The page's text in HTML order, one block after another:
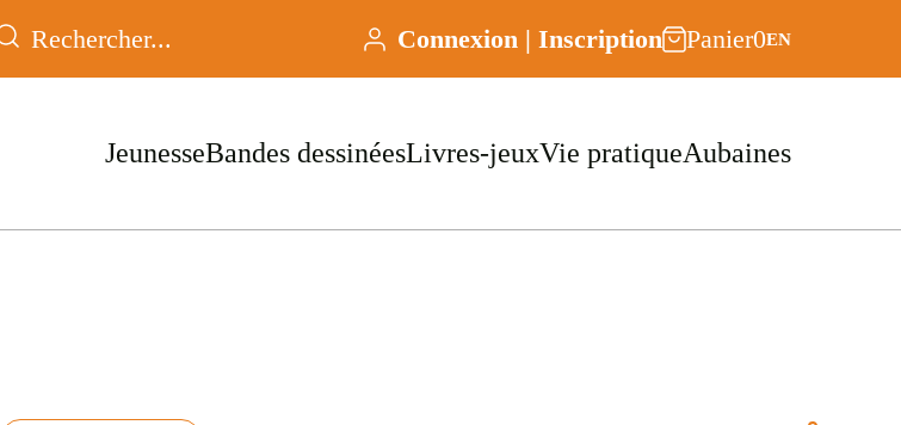
Connexion | Inscription Panier0EN
JeunesseBandes dessinéesLivres-jeuxVie pratiqueAubaines